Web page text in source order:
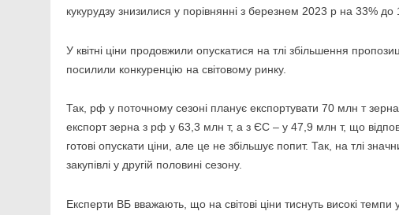
кукурудзу знизилися у порівнянні з березнем 2023 р на 33%
У квітні ціни продовжили опускатися на тлі збільшення
посилили конкуренцію на світовому ринку.
Так, рф у поточному сезоні планує експортувати 70 млн т
експорт зерна з рф у 63,3 млн т, а з ЄС – у 47,9 млн т, що
готові опускати ціни, але це не збільшує попит. Так, на тлі
закупівлі у другій половині сезону.
Експерти ВБ вважають, що на світові ціни тиснуть високі